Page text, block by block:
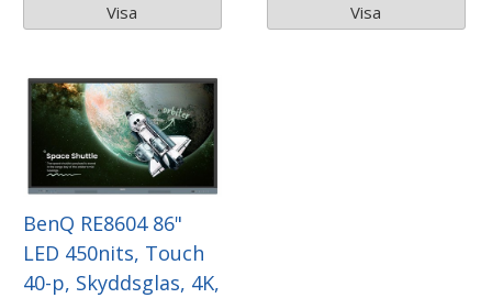
Visa Visa
BenQ RE8604 86"
LED 450nits, Touch
40-p, Skyddsglas, 4K,